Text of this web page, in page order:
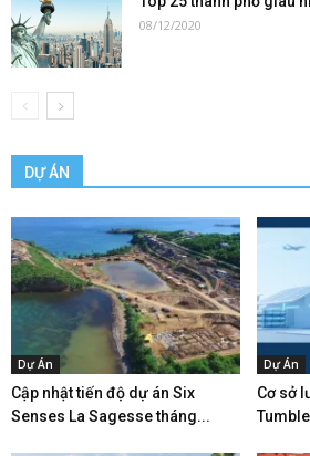
08/12/2020
DỰ ÁN
Dự Án
Cập nhật tiến độ dự án Six
Senses La Sagesse tháng...
Dự Án
Cơ sở